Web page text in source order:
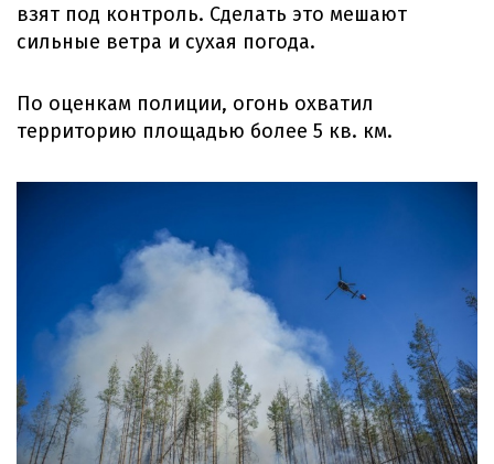
взят под контроль. Сделать это мешают
сильные ветра и сухая погода.
По оценкам полиции, огонь охватил
территорию площадью более 5 кв. км.